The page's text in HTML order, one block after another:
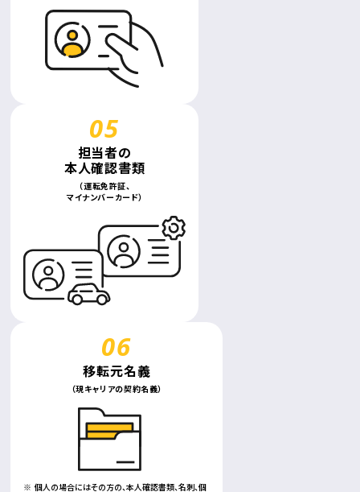
担当者の
本人確認書類
（運転免許証、
マイナンバーカード）
移転元名義
（現キャリアの契約名義）
個人の場合にはその方の、本人確認書類、名刺、個